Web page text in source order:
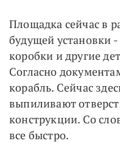
Площадка сейчас в
будущей установки
коробки и другие
Согласно
корабль. Сейчас
выпиливают
конструкции. Со
все быстро.